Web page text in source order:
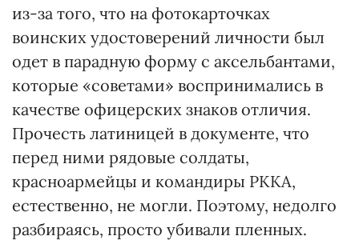
из-за того, что на фотокарточках
воинских удостоверений личности был
одет в парадную форму с аксельбантами,
которые «советами» воспринимались в
качестве офицерских знаков отличия.
Прочесть латиницей в документе, что
перед ними рядовые солдаты,
красноармейцы и командиры РККА,
естественно, не могли. Поэтому, недолго
разбираясь, просто убивали пленных.